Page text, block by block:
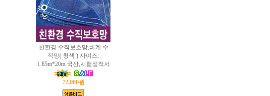
친환경 수직보호망,비계 수
직망( 청색 ) 사이즈:
1.85m*20m 국산,시험성적서
72,000원